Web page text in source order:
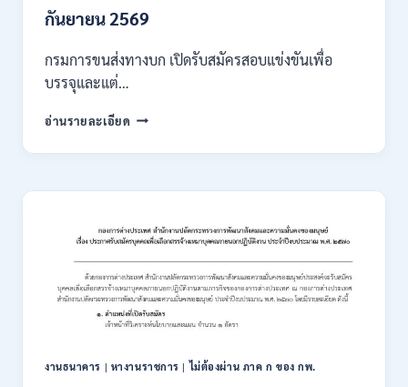
เงิน
/
ผ่าน
กพ.
สมัคร
ONLINE
–
31
สิงหาคม
กันยายน 2569
กรมการขนส่งทางบก เปิดรับสมัครสอบแข่งขันเพื่อ
บรรจุและแต่…
อ่านรายละเอียด กรม
ขนส่ง
บก
รับ
สมัคร
สอบ
แข่งขัน
เพื่อ
บรรจุ
ตั้ง
งานธนาคาร | หางานราชการ |ไม่ต้องผ่าน ภาค ก ของ กพ.